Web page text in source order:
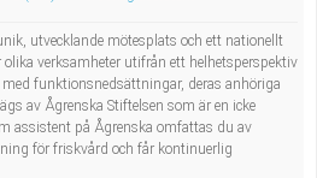
utvecklande mötesplats och ett nationellt
olika verksamheter utifrån ett helhetsperspektiv
funktionsnedsättningar, deras anhöriga
av Ågrenska Stiftelsen som är en icke
assistent på Ågrenska omfattas du av
för friskvård och får kontinuerlig